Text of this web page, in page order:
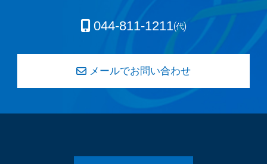
044-811-1211㈹
メールでお問い合わせ